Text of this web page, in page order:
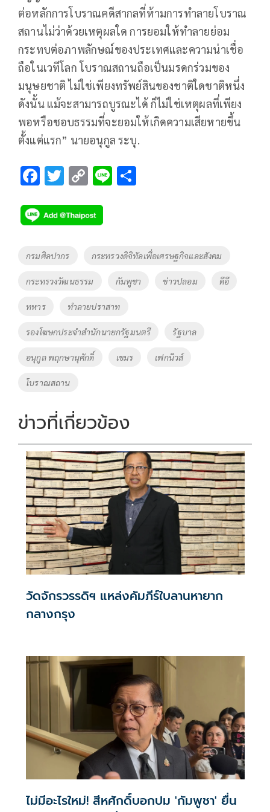
ต่อหลักการโบราณคดีสากลที่ห้ามการทำลายโบราณ
สถานไม่ว่าด้วยเหตุผลใด การยอมให้ทำลายย่อม
กระทบต่อภาพลักษณ์ของประเทศและความน่าเชื่อ
ถือในเวทีโลก โบราณสถานถือเป็นมรดกร่วมของ
มนุษยชาติ ไม่ใช่เพียงทรัพย์สินของชาติใดชาติหนึ่ง
ดังนั้น แม้จะสามารถบูรณะได้ ก็ไม่ใช่เหตุผลที่เพียง
พอหรือชอบธรรมที่จะยอมให้เกิดความเสียหายขึ้น
ตั้งแต่แรก” นายอนุกูล ระบุ.
F
e
b
o
k
T
tt
er
C
p
y
Li
k
Li
Tags
กรมศิลปากร กระทรวงดิจิทัลเพื่อเศรษฐกิจและสังคม
กระทรวงวัฒนธรรม กัมพูชา ข่าวปลอม ดีอี
ทหาร ทำลายปราสาท
รองโฆษกประจำสำนักนายกรัฐมนตรี รัฐบาล
อนุกูล พฤกษานุศักดิ์ เขมร เฟกนิวส์
โบราณสถาน
ข่าวที่เกี่ยวข้อง
วัดจักรวรรดิฯ แหล่งคัมภีร์ใบลานหายาก
กลางกรุง
ไม่มีอะไรใหม่! สีหศักดิ์บอกปม 'กัมพูชา' ยื่น